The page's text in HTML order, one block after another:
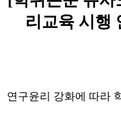
리교육 시행
연구윤리 강화에 따라